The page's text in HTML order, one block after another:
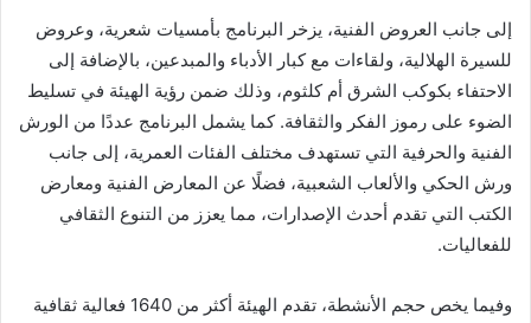
إلى جانب العروض الفنية، يزخر البرنامج بأمسيات شعرية، وعروض
للسيرة الهلالية، ولقاءات مع كبار الأدباء والمبدعين، بالإضافة إلى
الاحتفاء بكوكب الشرق أم كلثوم، وذلك ضمن رؤية الهيئة في تسليط
الضوء على رموز الفكر والثقافة. كما يشمل البرنامج عددًا من الورش
الفنية والحرفية التي تستهدف مختلف الفئات العمرية، إلى جانب
ورش الحكي والألعاب الشعبية، فضلًا عن المعارض الفنية ومعارض
الكتب التي تقدم أحدث الإصدارات، مما يعزز من التنوع الثقافي
للفعاليات.
وفيما يخص حجم الأنشطة، تقدم الهيئة أكثر من 1640 فعالية ثقافية